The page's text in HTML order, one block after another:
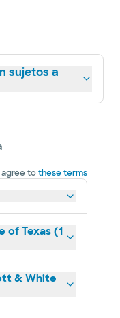
sujetos a
agree tothese terms
of Texas (1
& White